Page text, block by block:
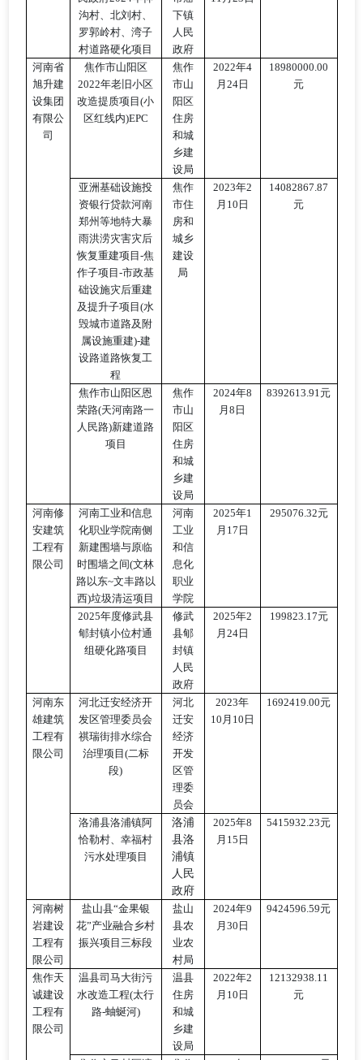
沟村、北刘村、
罗郭岭村、湾子
村道路硬化项目
下镇
人民
政府
河南省
旭升建
设集团
有限公
司
焦作市山阳区
2022年老旧小区
改造提质项目(小
区红线内)EPC
焦作
市山
阳区
住房
和城
乡建
设局
2022年4
月24日
18980000.00
元
亚洲基础设施投
资银行贷款河南
郑州等地特大暴
雨洪涝灾害灾后
恢复重建项目 -焦
作子项目-市政基
础设施灾后重建
及提升子项目(水
毁城市道路及附
属设施重建)-建
设路道路恢复工
程
焦作
市住
房和
城乡
建设
局
2023年2
月10日
14082867.87
元
焦作市山阳区恩
荣路(天河南路一
人民路)新建道路
项目
焦作
市山
阳区
住房
和城
乡建
设局
2024年8
月8日
8392613.91元
河南修
安建筑
工程有
限公司
河南工业和信息
化职业学院南侧
新建围墙与原临
时围墙之间(文林
路以东~文丰路以
西)垃圾清运项目
河南
工业
和信
息化
职业
学院
2025年1
月17日
295076.32元
2025年度修武县
郇封镇小位村通
组硬化路项目
修武
县郇
封镇
人民
政府
2025年2
月24日
199823.17元
河南东
雄建筑
工程有
限公司
河北迁安经济开
发区管理委员会
祺瑞街排水综合
治理项目 (二标
段)
河北
迁安
经济
开发
区管
理委
员会
2023年
10月10日
1692419.00元
洛浦县洛浦镇阿
恰勒村、幸福村
污水处理项目
洛浦
县洛
浦镇
人民
政府
2025年8
月15日
5415932.23元
河南树
岩建设
工程有
限公司
盐山县“金果银
花”产业融合乡村
振兴项目三标段
盐山
县农
业农
村局
2024年9
月30日
9424596.59元
焦作天
诚建设
工程有
限公司
温县司马大街污
水改造工程(太行
路-蚰蜒河)
温县
住房
和城
乡建
设局
2022年2
月10日
12132938.11
元